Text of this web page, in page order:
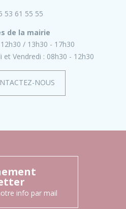
53 61 55 55
de la mairie
13h30 - 17h30
et Vendredi : 08h30 - 12h30
NOUS
info par mail